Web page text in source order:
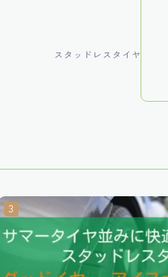
スタッドレスタイヤ